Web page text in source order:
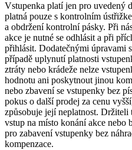
Vstupenka platí jen pro uvedený
platná pouze s kontrolním
a obdržení kontrolní pásky. Při
akce je nutné se odhlásit a při
přihlásit. Dodatečnými úpravami
případě uplynutí platnosti
ztráty nebo krádeže nelze
hodnotu ani poskytnout jinou
nebo zbavení se vstupenky bez
pokus o další prodej za cenu
způsobuje její neplatnost. Držiteli
vstup na místo konání akce nebo
pro zabavení vstupenky bez
kompenzace.